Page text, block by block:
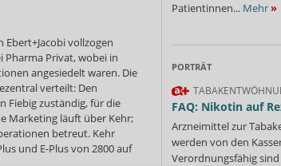
vollzogen
Privat, wobei in
angesiedelt waren. Die
verteilt: Den
Fiebig zuständig, für die
Marketing läuft über Kehr;
betreut. Kehr
und E-Plus von 2800 auf
Patientinnen... Mehr»
PORTRÄT
FAQ: Nikotin auf
Arzneimittel zur
werden von den
Verordnungsfähig